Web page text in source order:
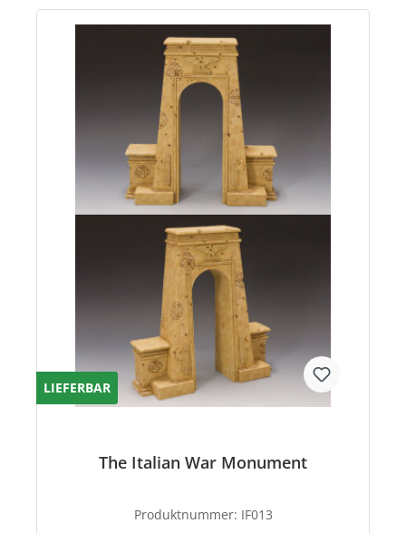
LIEFERBAR
The Italian War Monument
Produktnummer: IF013